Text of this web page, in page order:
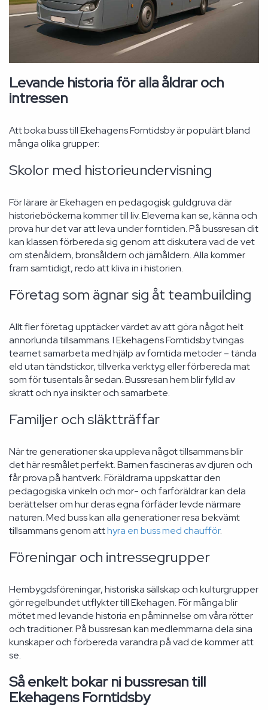
Levande historia för alla åldrar och
intressen
Att boka buss till Ekehagens Forntidsby är populärt bland
många olika grupper:
Skolor med historieundervisning
För lärare är Ekehagen en pedagogisk guldgruva där
historieböckerna kommer till liv. Eleverna kan se, känna och
prova hur det var att leva under forntiden. På bussresan dit
kan klassen förbereda sig genom att diskutera vad de vet
om stenåldern, bronsåldern och järnåldern. Alla kommer
fram samtidigt, redo att kliva in i historien.
Företag som ägnar sig åt teambuilding
Allt fler företag upptäcker värdet av att göra något helt
annorlunda tillsammans. I Ekehagens Forntidsby tvingas
teamet samarbeta med hjälp av forntida metoder – tända
eld utan tändstickor, tillverka verktyg eller förbereda mat
som för tusentals år sedan. Bussresan hem blir fylld av
skratt och nya insikter och samarbete.
Familjer och släktträffar
När tre generationer ska uppleva något tillsammans blir
det här resmålet perfekt. Barnen fascineras av djuren och
får prova på hantverk. Föräldrarna uppskattar den
pedagogiska vinkeln och mor- och farföräldrar kan dela
berättelser om hur deras egna förfäder levde närmare
naturen. Med buss kan alla generationer resa bekvämt
tillsammans genom atthyra en buss med chaufför.
Föreningar och intressegrupper
Hembygdsföreningar, historiska sällskap och kulturgrupper
gör regelbundet utflykter till Ekehagen. För många blir
mötet med levande historia en påminnelse om våra rötter
och traditioner. På bussresan kan medlemmarna dela sina
kunskaper och förbereda varandra på vad de kommer att
se.
Så enkelt bokar ni bussresan till
Ekehagens Forntidsby